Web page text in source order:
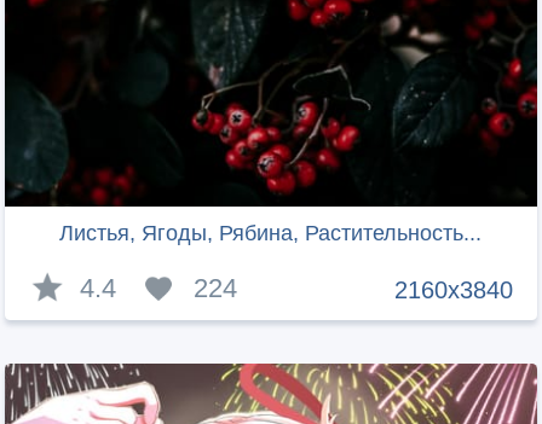
Листья, Ягоды, Рябина, Растительность...
2160x3840
4.4 224